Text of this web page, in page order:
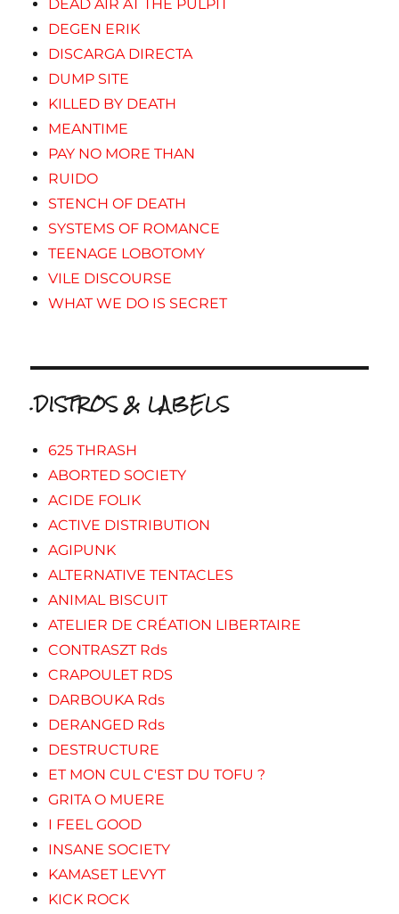
DEAD AIR AT THE PULPIT
DEGEN ERIK
DISCARGA DIRECTA
DUMP SITE
KILLED BY DEATH
MEANTIME
PAY NO MORE THAN
RUIDO
STENCH OF DEATH
SYSTEMS OF ROMANCE
TEENAGE LOBOTOMY
VILE DISCOURSE
WHAT WE DO IS SECRET
.DISTROS & LABELS
625 THRASH
ABORTED SOCIETY
ACIDE FOLIK
ACTIVE DISTRIBUTION
AGIPUNK
ALTERNATIVE TENTACLES
ANIMAL BISCUIT
ATELIER DE CRÉATION LIBERTAIRE
CONTRASZT Rds
CRAPOULET RDS
DARBOUKA Rds
DERANGED Rds
DESTRUCTURE
ET MON CUL C'EST DU TOFU ?
GRITA O MUERE
I FEEL GOOD
INSANE SOCIETY
KAMASET LEVYT
KICK ROCK